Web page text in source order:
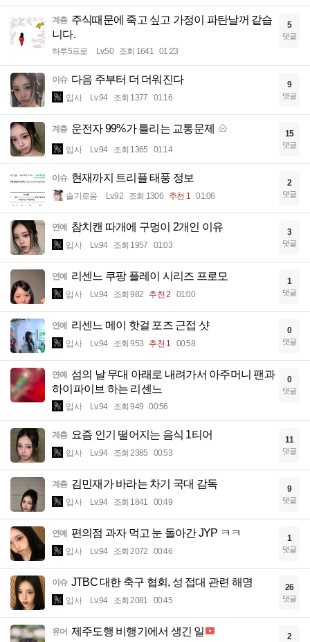
계층 주식때문에 죽고 싶고 가정이 파탄날꺼 같습
니다.
하루5프로 Lv.50 조회 1641 01:23
5
댓글
이슈 다음 주부터 더 더워진다
입사 Lv.94 조회 1377 01:16
9
댓글
계층 운전자 99%가 틀리는 교통문제
입사 Lv.94 조회 1365 01:14
15
댓글
이슈 현재까지 트리플 태풍 정보
슬기로움 Lv.92 조회 1306 추천 1 01:06
2
댓글
연예 참치캔 따개에 구멍이 2개인 이유
입사 Lv.94 조회 1957 01:03
3
댓글
연예 리센느 쿠팡 플레이 시리즈 프로모
입사 Lv.94 조회 982 추천 2 01:00
1
댓글
연예 리센느 메이 핫걸 포즈 근접 샷
입사 Lv.94 조회 953 추천 1 00:58
0
댓글
연예 섬의 날 무대 아래로 내려가서 아주머니 팬과
하이파이브 하는 리센느
입사 Lv.94 조회 949 00:56
0
댓글
계층 요즘 인기 떨어지는 음식 1티어
입사 Lv.94 조회 2385 00:53
11
댓글
계층 김민재가 바라는 차기 국대 감독
입사 Lv.94 조회 1841 00:49
9
댓글
연예 편의점 과자 먹고 눈 돌아간 JYP ㅋㅋ
입사 Lv.94 조회 2072 00:46
1
댓글
이슈 JTBC 대한 축구 협회, 성 접대 관련 해명
입사 Lv.94 조회 2081 00:45
26
댓글
유머 제주도행 비행기에서 생긴 일 2